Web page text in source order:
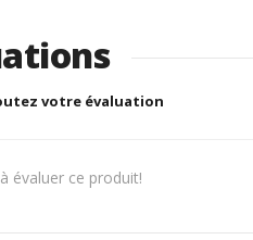
votre évaluation
évaluer ce produit!